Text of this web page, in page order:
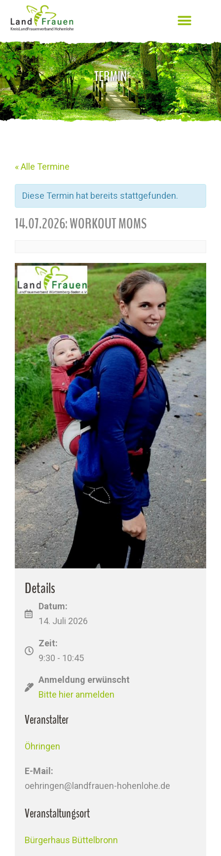
TERMIN
« Alle Termine
Diese Termin hat bereits stattgefunden.
14.07.2026: WORKOUT MOMS
Details
Datum:
14. Juli 2026
Zeit:
9:30 - 10:45
Anmeldung erwünscht
Bitte hier anmelden
Veranstalter
Öhringen
E-Mail:
oehringen@landfrauen-hohenlohe.de
Veranstaltungsort
Bürgerhaus Büttelbronn